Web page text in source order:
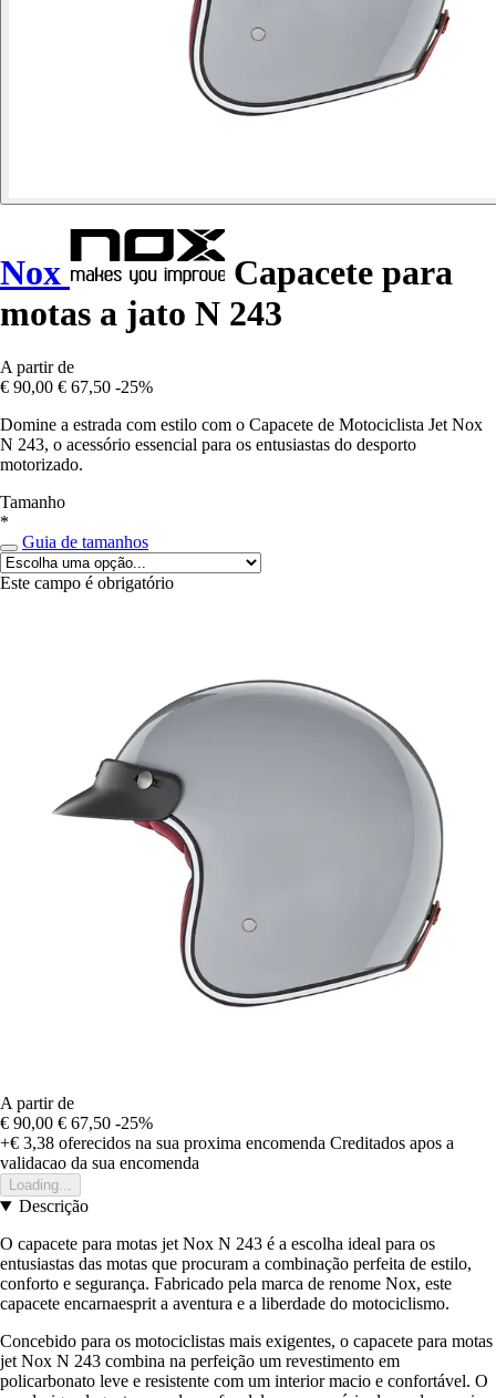
Nox
Capacete para
motas a jato N 243
A partir de
€ 90,00 € 67,50 -25%
Domine a estrada com estilo com o Capacete de Motociclista Jet Nox
N 243, o acessório essencial para os entusiastas do desporto
motorizado.
Tamanho
*
Guia de tamanhos
Este campo é obrigatório
A partir de
€ 90,00 € 67,50 -25%
+€ 3,38 oferecidos na sua proxima encomenda Creditados apos a
validacao da sua encomenda
Loading...
Descrição
O capacete para motas jet Nox N 243 é a escolha ideal para os
entusiastas das motas que procuram a combinação perfeita de estilo,
conforto e segurança. Fabricado pela marca de renome Nox, este
capacete encarnaesprit a aventura e a liberdade do motociclismo.
Concebido para os motociclistas mais exigentes, o capacete para motas
jet Nox N 243 combina na perfeição um revestimento em
policarbonato leve e resistente com um interior macio e confortável. O